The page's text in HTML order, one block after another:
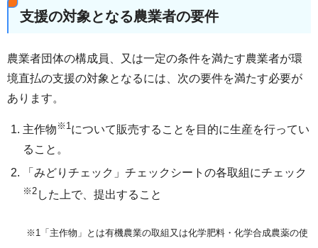
支援の対象となる農業者の要件
農業者団体の構成員、又は一定の条件を満たす農業者が環
境直払の支援の対象となるには、次の要件を満たす必要が
あります。
主作物 ※1 について販売することを目的に生産を行ってい
ること。
「みどりチェック」チェックシートの各取組にチェック
※2 した上で、提出すること
※1「主作物」とは有機農業の取組又は化学肥料・化学合成農薬の使